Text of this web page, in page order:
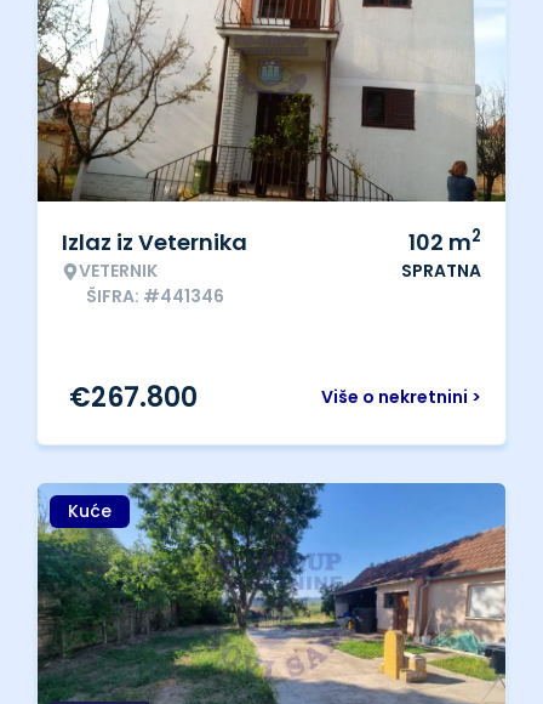
Izlaz iz Veternika
VETERNIK
ŠIFRA: #441346
102 m2
SPRATNA
Više o nekretnini >
€267.800
Kuće